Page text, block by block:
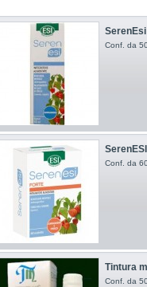
Conf. da
Conf. da
Tintura
Conf. da